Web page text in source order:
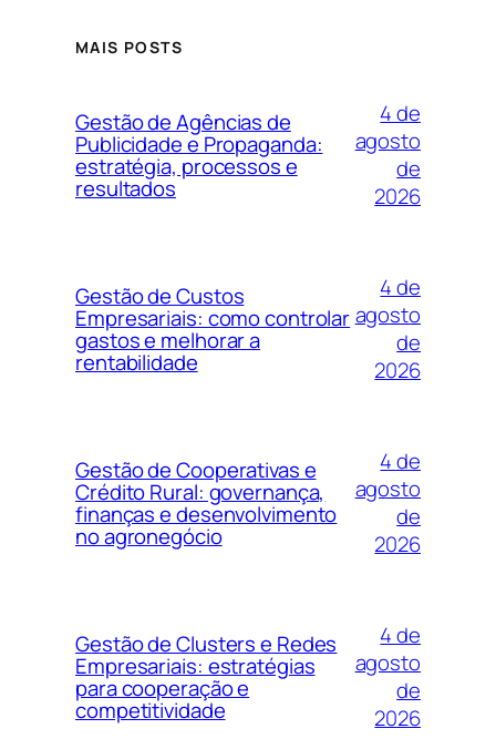
MAIS POSTS
Gestão de Agências de
Publicidade e Propaganda:
estratégia, processos e
resultados
4 de
agosto
de
2026
Gestão de Custos
Empresariais: como controlar
gastos e melhorar a
rentabilidade
4 de
agosto
de
2026
Gestão de Cooperativas e
Crédito Rural: governança,
finanças e desenvolvimento
no agronegócio
4 de
agosto
de
2026
Gestão de Clusters e Redes
Empresariais: estratégias
para cooperação e
competitividade
4 de
agosto
de
2026